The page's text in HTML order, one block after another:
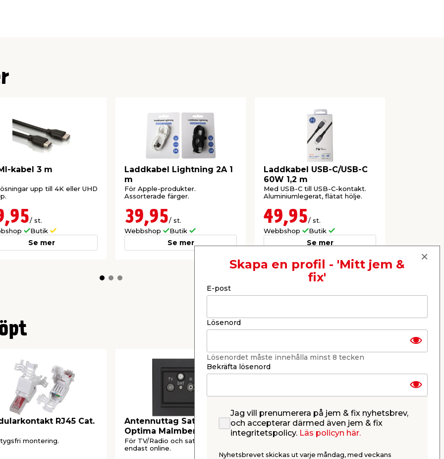
hållbarhet och
men skyddar
kärna och bidrar
mellan
kabel 3 m
upp till 4K eller UHD
/ st.
Butik
Se mer
Laddkabel Lightning 2A 1
m
För Apple-produkter.
Assorterade färger.
39,95/ st.
Webbshop
Butik
Se mer
Laddkabel USB-C/USB-C
60W 1,2 m
Med USB-C till USB-C-kontakt.
Aluminiumlegerat, flätat hölje.
49,95/ st.
Webbshop
Butik
Se mer
RJ45 Cat.
montering.
Antennuttag Satellit
Optima Malmbergs
För TV/Radio och satellit. Säljs
endast online.
Kabelkanal Självhäftande
12 mm x 2 m Bårebo
Skapa en profil - 'Mitt jem &
fix'
E-post
Lösenord
Lösenordet måste innehålla minst 8 tecken
Bekräfta lösenord
Jag vill prenumerera på jem & fix nyhetsbrev,
och accepterar därmed även jem & fix
integritetspolicy. Läs policyn här.
Nyhetsbrevet skickas ut varje måndag, med veckans